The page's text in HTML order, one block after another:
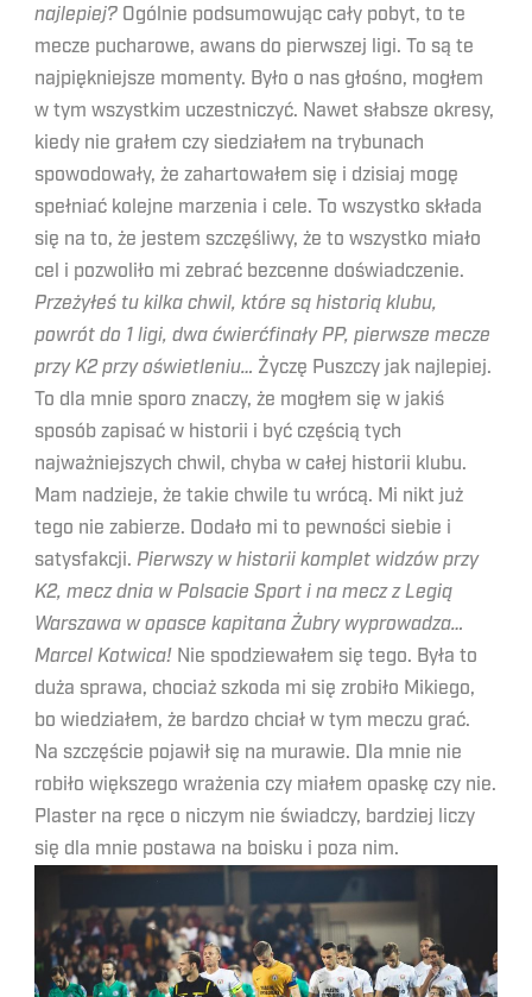
najlepiej? Ogólnie podsumowując cały pobyt, to te
mecze pucharowe, awans do pierwszej ligi. To są te
najpiękniejsze momenty. Było o nas głośno, mogłem
w tym wszystkim uczestniczyć. Nawet słabsze okresy,
kiedy nie grałem czy siedziałem na trybunach
spowodowały, że zahartowałem się i dzisiaj mogę
spełniać kolejne marzenia i cele. To wszystko składa
się na to, że jestem szczęśliwy, że to wszystko miało
cel i pozwoliło mi zebrać bezcenne doświadczenie.
Przeżyłeś tu kilka chwil, które są historią klubu,
powrót do 1 ligi, dwa ćwierćfinały PP, pierwsze mecze
przy K2 przy oświetleniu… Życzę Puszczy jak najlepiej.
To dla mnie sporo znaczy, że mogłem się w jakiś
sposób zapisać w historii i być częścią tych
najważniejszych chwil, chyba w całej historii klubu.
Mam nadzieje, że takie chwile tu wrócą. Mi nikt już
tego nie zabierze. Dodało mi to pewności siebie i
satysfakcji. Pierwszy w historii komplet widzów przy
K2, mecz dnia w Polsacie Sport i na mecz z Legią
Warszawa w opasce kapitana Żubry wyprowadza…
Marcel Kotwica! Nie spodziewałem się tego. Była to
duża sprawa, chociaż szkoda mi się zrobiło Mikiego,
bo wiedziałem, że bardzo chciał w tym meczu grać.
Na szczęście pojawił się na murawie. Dla mnie nie
robiło większego wrażenia czy miałem opaskę czy nie.
Plaster na ręce o niczym nie świadczy, bardziej liczy
się dla mnie postawa na boisku i poza nim.